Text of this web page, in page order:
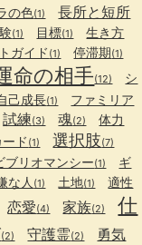
の色(1) 長所と短所
(1) 目標(1) 生き方
ガイド (1) 停滞期(1)
命の相手(12)
シ
己成長(1)
ファミリア
試練(3) 魂(2) 体力
ド (1) 選択肢(7)
ブリオマンシー(1)
ギ
な人 (1) 土地(1) 適性
恋愛(4) 家族(2)
仕
(2) 守護霊(2) 勇気